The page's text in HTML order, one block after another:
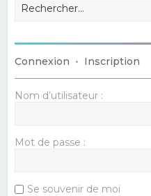
Connexion • Inscription
Nom d’utilisateur :
Mot de passe :
Se souvenir de moi